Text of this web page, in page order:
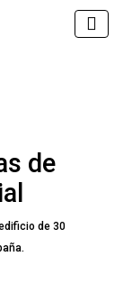
de
de 30